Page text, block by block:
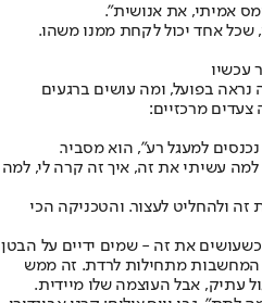
אמיתי, את אנושית".
שכל אחד יכול לקחת ממנו משהו.
עכשיו
בפועל, ומה עושים ברגעים
מרכזיים:
למעגל רע", הוא מסביר.
עשיתי את זה, איך זה קרה לי, למה
ולהחליט לעצור. והטכניקה הכי
את זה - שמים ידיים על הבטן
המחשבות מתחילות לרדת. זה ממש
עתיק, אבל העוצמה שלו מיידית.